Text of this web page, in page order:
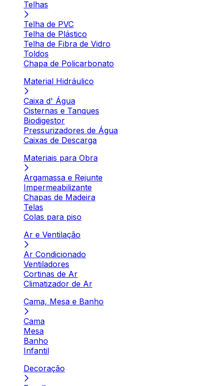
Telhas
Telha de PVC
Telha de Plástico
Telha de Fibra de Vidro
Toldos
Chapa de Policarbonato
Material Hidráulico
Caixa d' Água
Cisternas e Tanques
Biodigestor
Pressurizadores de Água
Caixas de Descarga
Materiais para Obra
Argamassa e Rejunte
Impermeabilizante
Chapas de Madeira
Telas
Colas para piso
Ar e Ventilação
Ar Condicionado
Ventiladores
Cortinas de Ar
Climatizador de Ar
Cama, Mesa e Banho
Cama
Mesa
Banho
Infantil
Decoração